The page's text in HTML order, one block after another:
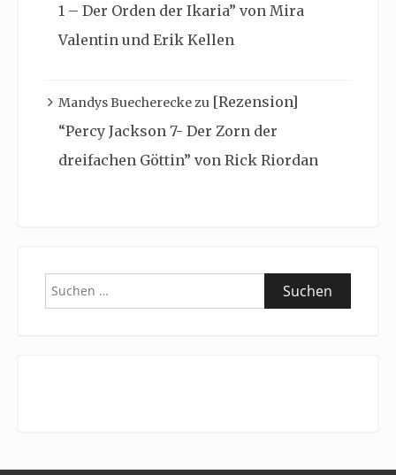
1 – Der Orden der Ikaria” von Mira
Valentin und Erik Kellen
Mandys Buechereckezu [Rezension]
“Percy Jackson 7- Der Zorn der
dreifachen Göttin” von Rick Riordan
Suchen
nach: